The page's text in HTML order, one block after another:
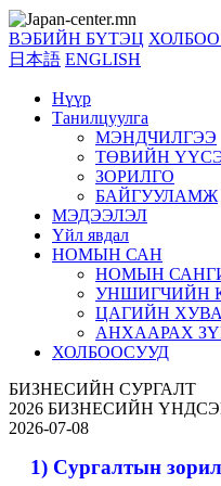
ВЭБИЙН БҮТЭЦ
日本語 ENGLISH
Нүүр
Танилцуулга
МЭНДЧИЛГЭЭ
ТӨВИЙН
ЗОРИЛГО
БАЙГУУЛАМЖ
МЭДЭЭЛЭЛ
Үйл явдал
НОМЫН САН
НОМЫН
УНШИГЧИЙН
ЦАГИЙН
АНХААРАХ
ХОЛБООСУУД
БИЗНЕСИЙН СУРГАЛТ
2026 БИЗНЕСИЙН ҮНДСЭН
2026-07-08
1) Сургалтын